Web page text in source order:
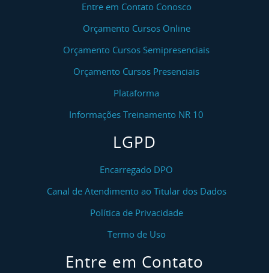
Entre em Contato Conosco
Orçamento Cursos Online
Orçamento Cursos Semipresenciais
Orçamento Cursos Presenciais
Plataforma
Informações Treinamento NR 10
LGPD
Encarregado DPO
Canal de Atendimento ao Titular dos Dados
Política de Privacidade
Termo de Uso
Entre em Contato